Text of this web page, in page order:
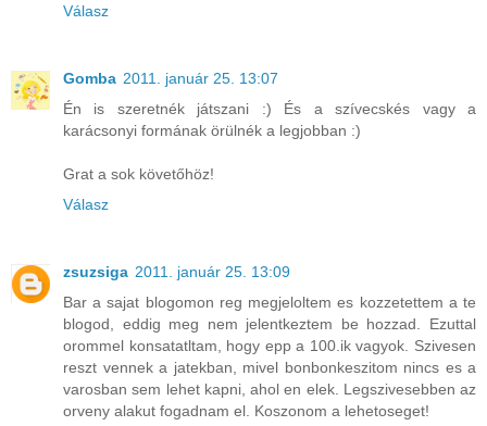
Válasz
Gomba 2011. január 25. 13:07
Én is szeretnék játszani :) És a szívecskés vagy a
karácsonyi formának örülnék a legjobban :)
Grat a sok követőhöz!
Válasz
zsuzsiga 2011. január 25. 13:09
Bar a sajat blogomon reg megjeloltem es kozzetettem a te
blogod, eddig meg nem jelentkeztem be hozzad. Ezuttal
orommel konsatatltam, hogy epp a 100.ik vagyok. Szivesen
reszt vennek a jatekban, mivel bonbonkeszitom nincs es a
varosban sem lehet kapni, ahol en elek. Legszivesebben az
orveny alakut fogadnam el. Koszonom a lehetoseget!